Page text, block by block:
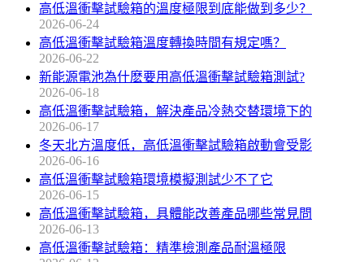
高低溫衝擊試驗箱的溫度極限到底能做到多少？
2026-06-24
高低溫衝擊試驗箱溫度轉換時間有規定嗎？
2026-06-22
新能源電池為什麽要用高低溫衝擊試驗箱測試?
2026-06-18
高低溫衝擊試驗箱，解決產品冷熱交替環境下的
2026-06-17
冬天北方溫度低，高低溫衝擊試驗箱啟動會受影
2026-06-16
高低溫衝擊試驗箱環境模擬測試少不了它
2026-06-15
高低溫衝擊試驗箱，具體能改善產品哪些常見問
2026-06-13
高低溫衝擊試驗箱：精準檢測產品耐溫極限